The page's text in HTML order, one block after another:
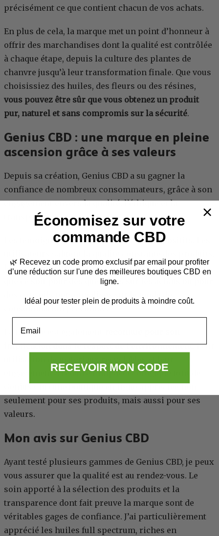
précisément ce que contient chacun de vos achats.
En plus de cela, la marque met un point d’honneur à
offrir des marchandises dont la qualité est contrôlée
à chaque étape, depuis la culture des plantes de
chanvre jusqu’à leur transformation finale. Que vous
choisissiez des huiles, des fleurs ou des résines,
vous pouvez être sûr que vous obtenez un produit
pur, naturel et sans compromis sur la sécurité.
Genius CBD : une marque en pleine
ascension grâce à ses valeurs
Depuis sa création, Genius CBD a su gagner la
confiance de nombreux consommateurs, grâce à son
engagement envers la qualité, l’éthique et la
transparence.
Les témoignages sont nombreux et très positifs. Les
la rapidité de livraison et l’accompagnement client,
que ce soit pour des questions sur les achats ou pour
des conseils personnalisés sur le mode de
La marque est également
implication dans le respect de l’environnement. Leur
engagement à réduire l’impact écologique font de
Genius CBD une boutique en ligne appréciée non
seulement pour ses produits, mais aussi pour ses
valeurs.
Mon avis sur Genius CBD
Ayant testé plusieurs gammes de Genius CBD, je peux
vous assurer que la qualité est au rendez-vous. Le
soin apporté à la sélection des produits et la
transparence dont fait preuve la marque sont de
véritables gages de confiance. J’ai particulièrement
apprécié les huiles full spectrum, riches en
Économisez sur votre
commande CBD
🌿 Recevez un code promo exclusif par email pour profiter
d’une réduction sur l'une des meilleures boutiques CBD en
ligne.
Idéal pour tester plein de produits à moindre coût.
RECEVOIR MON CODE